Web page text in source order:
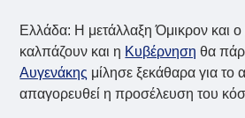
Ελλάδα: Η μετάλλαξη Όμικρον και ο
καλπάζουν και η Κυβέρνηση θα
Αυγενάκης μίλησε ξεκάθαρα για το
απαγορευθεί η προσέλευση του